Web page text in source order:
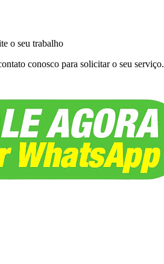
o seu trabalho
conosco para solicitar o seu serviço.